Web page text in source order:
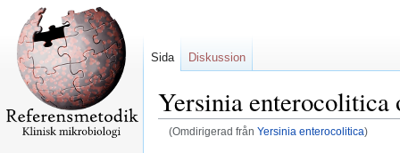
Yersinia enterocolitica
(Omdirigerad från Yersinia enterocolitica)
Sida Diskussion